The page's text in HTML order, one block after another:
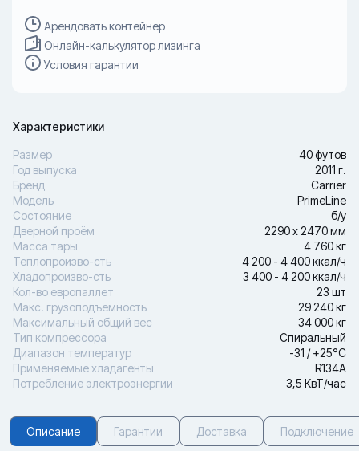
Арендовать контейнер
Онлайн-калькулятор лизинга
Условия гарантии
Характеристики
Размер
40 футов
Год выпуска
2011 г.
Бренд
Carrier
Модель
PrimeLine
Состояние
б/у
Дверной проём
2290 х 2470 мм
Масса тары
4 760 кг
Теплопроизво-сть
4 200 - 4 400 ккал/ч
Хладопроизво-сть
3 400 - 4 200 ккал/ч
Кол-во европаллет
23 шт
Макс. грузоподъёмность
29 240 кг
Максимальный общий вес
34 000 кг
Тип компрессора
Спиральный
Диапазон температур
-31 / +25°С
Применяемые хладагенты
R134A
Потребление электроэнергии
3,5 КвТ/час
Описание Гарантии Доставка Подключение